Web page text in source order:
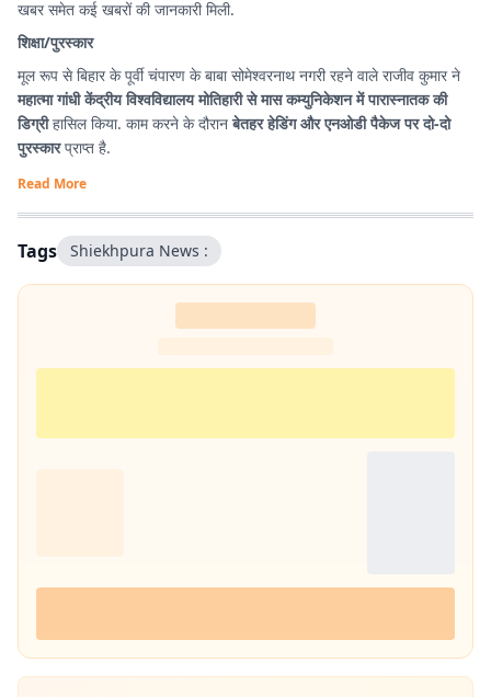
खबर समेत कई खबरों की जानकारी मिली.
शिक्षा/पुरस्कार
मूल रूप से बिहार के पूर्वी चंपारण के बाबा सोमेश्वरनाथ नगरी रहने वाले राजीव कुमार ने
महात्मा गांधी केंद्रीय विश्वविद्यालय मोतिहारी से मास कम्युनिकेशन में पारास्नातक की
डिग्रीहासिल किया. काम करने के दौरानबेतहर हेडिंग और एनओडी पैकेज पर दो-दो
पुरस्कारप्राप्त है.
Read More
Tags Shiekhpura News :